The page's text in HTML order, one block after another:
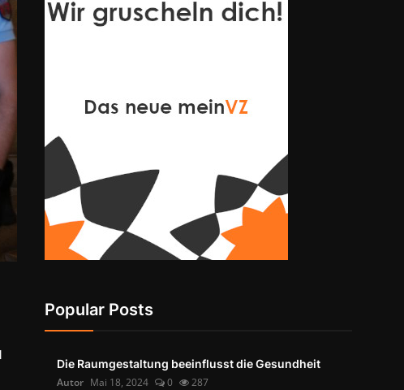
Popular Posts
Die Raumgestaltung beeinflusst die Gesundheit
Autor Mai 18, 2024 0 287